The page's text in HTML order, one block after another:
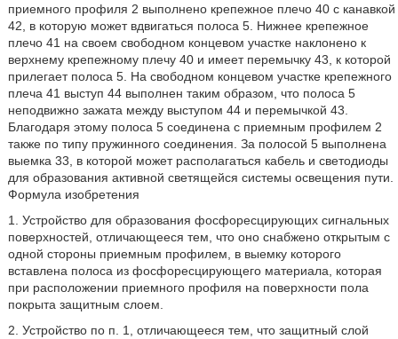
приемного профиля 2 выполнено крепежное плечо 40 с канавкой
42, в которую может вдвигаться полоса 5. Нижнее крепежное
плечо 41 на своем свободном концевом участке наклонено к
верхнему крепежному плечу 40 и имеет перемычку 43, к которой
прилегает полоса 5. На свободном концевом участке крепежного
плеча 41 выступ 44 выполнен таким образом, что полоса 5
неподвижно зажата между выступом 44 и перемычкой 43.
Благодаря этому полоса 5 соединена с приемным профилем 2
также по типу пружинного соединения. За полосой 5 выполнена
выемка 33, в которой может располагаться кабель и светодиоды
для образования активной светящейся системы освещения пути.
Формула изобретения
1. Устройство для образования фосфоресцирующих сигнальных
поверхностей, отличающееся тем, что оно снабжено открытым с
одной стороны приемным профилем, в выемку которого
вставлена полоса из фосфоресцирующего материала, которая
при расположении приемного профиля на поверхности пола
покрыта защитным слоем.
2. Устройство по п. 1, отличающееся тем, что защитный слой